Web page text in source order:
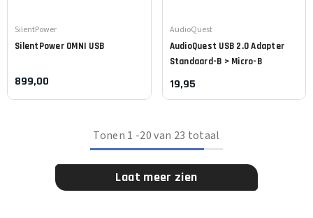
Leverancier:
SilentPower
SilentPower OMNI USB
899,00
Leverancier:
AudioQuest
AudioQuest USB 2.0 Adapter
Standaard-B > Micro-B
19,95
Tonen 1 -20van 23 totaal
Laat meer zien